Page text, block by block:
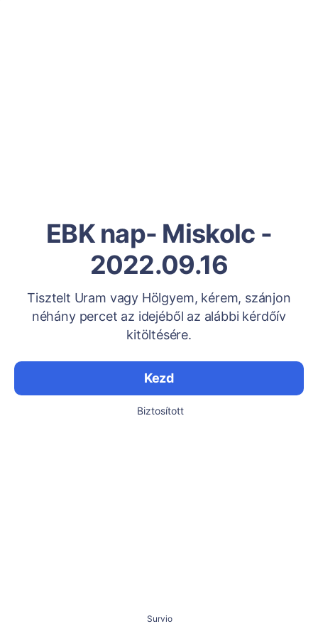
EBK nap- Miskolc -
2022.09.16
Tisztelt Uram vagy Hölgyem, kérem, szánjon
néhány percet az idejéből az alábbi kérdőív
kitöltésére.
Kezd
Biztosított
Survio